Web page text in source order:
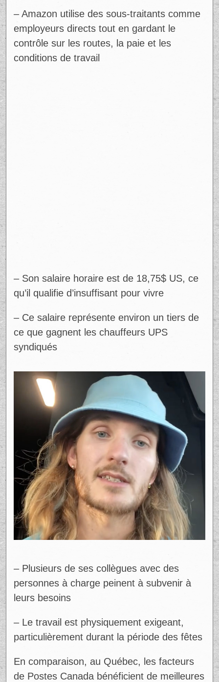
– Amazon utilise des sous-traitants comme
employeurs directs tout en gardant le
contrôle sur les routes, la paie et les
conditions de travail
– Son salaire horaire est de 18,75$ US, ce
qu’il qualifie d’insuffisant pour vivre
– Ce salaire représente environ un tiers de
ce que gagnent les chauffeurs UPS
syndiqués
– Plusieurs de ses collègues avec des
personnes à charge peinent à subvenir à
leurs besoins
– Le travail est physiquement exigeant,
particulièrement durant la période des fêtes
En comparaison, au Québec, les facteurs
de Postes Canada bénéficient de meilleures